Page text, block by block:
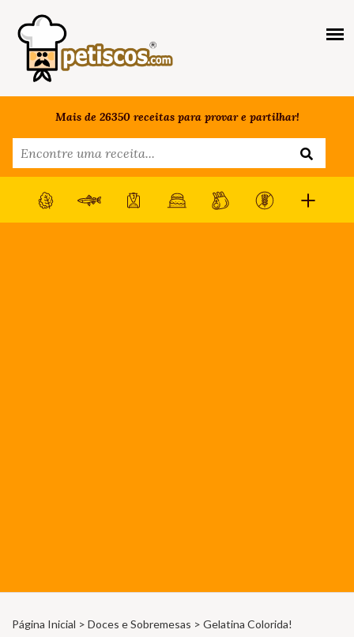
Mais de 26350 receitas para provar e partilhar!
Página Inicial > Doces e Sobremesas > Gelatina Colorida!